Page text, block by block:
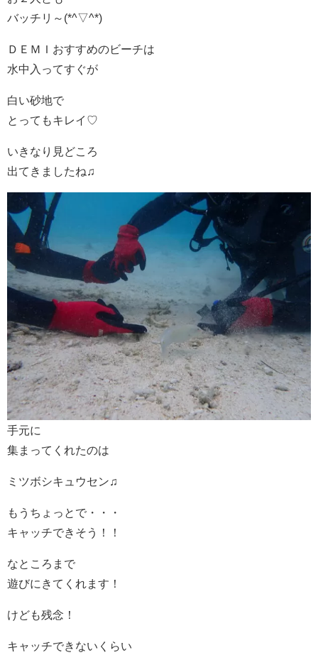
バッチリ～(*^▽^*)
ＤＥＭＩおすすめのビーチは
水中入ってすぐが
白い砂地で
とってもキレイ♡
いきなり見どころ
出てきましたね♫
手元に
集まってくれたのは
ミツボシキュウセン♫
もうちょっとで・・・
キャッチできそう！！
なところまで
遊びにきてくれます！
けども残念！
キャッチできないくらい